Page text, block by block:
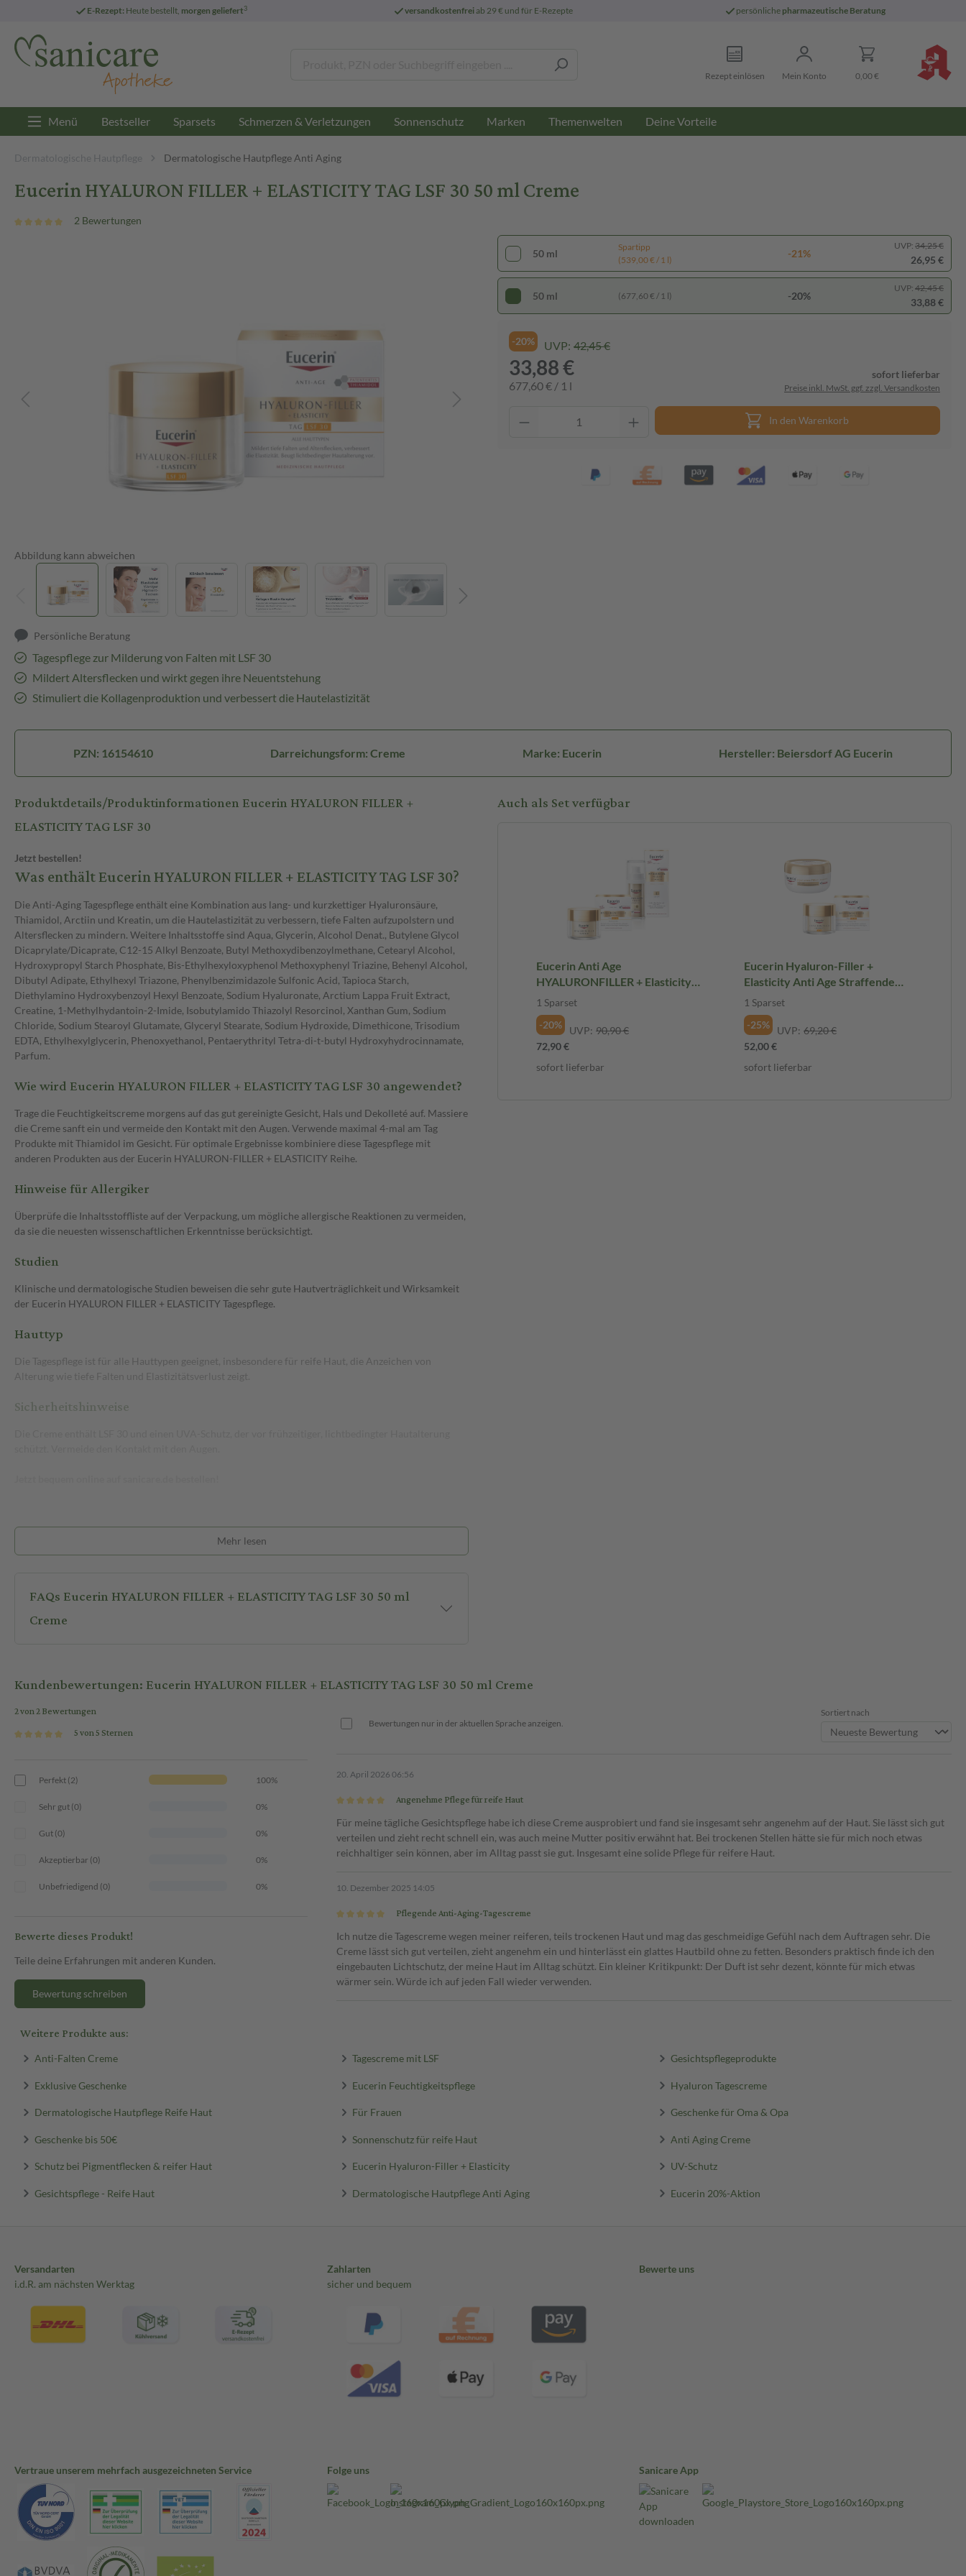
E-Rezept: Heute bestellt, morgen geliefert3 versandkostenfreiab 29 € und für E-Rezepte persönliche pharmazeutische Beratung
Rezept einlösen Mein Konto 0,00 €
Menü Bestseller Sparsets Schmerzen & Verletzungen Sonnenschutz Marken Themenwelten Deine Vorteile
Dermatologische Hautpflege Dermatologische Hautpflege Anti Aging
Eucerin HYALURON FILLER + ELASTICITY TAG LSF 30 50 ml Creme
2 Bewertungen
Abbildung kann abweichen
Persönliche Beratung
Tagespflege zur Milderung von Falten mit LSF 30
Mildert Altersflecken und wirkt gegen ihre Neuentstehung
Stimuliert die Kollagenproduktion und verbessert die Hautelastizität
50 ml
Spartipp
(539,00 € / 1 l)
-21%
UVP: 34,25 €
26,95 €
50 ml (677,60 € / 1 l) -20%
UVP: 42,45 €
33,88 €
-20% UVP: 42,45 €
33,88 €
677,60 € / 1 l
sofort lieferbar
Preise inkl. MwSt. ggf. zzgl. Versandkosten
In den Warenkorb
PZN: 16154610 Darreichungsform: Creme Marke: Eucerin Hersteller: Beiersdorf AG Eucerin
Produktdetails/Produktinformationen Eucerin HYALURON FILLER +
ELASTICITY TAG LSF 30
Jetzt bestellen!
Was enthält Eucerin HYALURON FILLER + ELASTICITY TAG LSF 30?
Die Anti-Aging Tagespflege enthält eine Kombination aus lang- und kurzkettiger Hyaluronsäure,
Thiamidol, Arctiin und Kreatin, um die Hautelastizität zu verbessern, tiefe Falten aufzupolstern und
Altersflecken zu mindern. Weitere Inhaltsstoffe sind Aqua, Glycerin, Alcohol Denat., Butylene Glycol
Dicaprylate/Dicaprate, C12-15 Alkyl Benzoate, Butyl Methoxydibenzoylmethane, Cetearyl Alcohol,
Hydroxypropyl Starch Phosphate, Bis-Ethylhexyloxyphenol Methoxyphenyl Triazine, Behenyl Alcohol,
Dibutyl Adipate, Ethylhexyl Triazone, Phenylbenzimidazole Sulfonic Acid, Tapioca Starch,
Diethylamino Hydroxybenzoyl Hexyl Benzoate, Sodium Hyaluronate, Arctium Lappa Fruit Extract,
Creatine, 1-Methylhydantoin-2-Imide, Isobutylamido Thiazolyl Resorcinol, Xanthan Gum, Sodium
Chloride, Sodium Stearoyl Glutamate, Glyceryl Stearate, Sodium Hydroxide, Dimethicone, Trisodium
EDTA, Ethylhexylglycerin, Phenoxyethanol, Pentaerythrityl Tetra-di-t-butyl Hydroxyhydrocinnamate,
Parfum.
Wie wird Eucerin HYALURON FILLER + ELASTICITY TAG LSF 30 angewendet?
Trage die Feuchtigkeitscreme morgens auf das gut gereinigte Gesicht, Hals und Dekolleté auf. Massiere
die Creme sanft ein und vermeide den Kontakt mit den Augen. Verwende maximal 4-mal am Tag
Produkte mit Thiamidol im Gesicht. Für optimale Ergebnisse kombiniere diese Tagespflege mit
anderen Produkten aus der Eucerin HYALURON-FILLER + ELASTICITY Reihe.
Hinweise für Allergiker
Überprüfe die Inhaltsstoffliste auf der Verpackung, um mögliche allergische Reaktionen zu vermeiden,
da sie die neuesten wissenschaftlichen Erkenntnisse berücksichtigt.
Studien
Klinische und dermatologische Studien beweisen die sehr gute Hautverträglichkeit und Wirksamkeit
der Eucerin HYALURON FILLER + ELASTICITY Tagespflege.
Hauttyp
Die Tagespflege ist für alle Hauttypen geeignet, insbesondere für reife Haut, die Anzeichen von
Alterung wie tiefe Falten und Elastizitätsverlust zeigt.
Sicherheitshinweise
Mehr lesen
FAQs Eucerin HYALURON FILLER + ELASTICITY TAG LSF 30 50 ml
Creme
Auch als Set verfügbar
Eucerin Anti Age
HYALURONFILLER + Elasticity
Tagespflege & 3D Serum Set 1
Sparset
1 Sparset
-20%
UVP: 90,90 €
72,90 €
sofort lieferbar
Eucerin Hyaluron-Filler +
Elasticity Anti Age Straffende
Körpercreme + Tagescreme LSF
30 Set 1 Sparset
1 Sparset
-25%
UVP: 69,20 €
52,00 €
sofort lieferbar
Kundenbewertungen: Eucerin HYALURON FILLER + ELASTICITY TAG LSF 30 50 ml Creme
2 von 2 Bewertungen
5 von 5 Sternen
Perfekt (2) 100%
Sehr gut (0) 0%
Gut (0) 0%
Akzeptierbar (0) 0%
Unbefriedigend (0) 0%
Bewerte dieses Produkt!
Teile deine Erfahrungen mit anderen Kunden.
Bewertung schreiben
Bewertungen nur in der aktuellen Sprache anzeigen.
Sortiert nach
20. April 2026 06:56
Angenehme Pflege für reife Haut
Für meine tägliche Gesichtspflege habe ich diese Creme ausprobiert und fand sie insgesamt sehr angenehm auf der Haut. Sie lässt sich gut
verteilen und zieht recht schnell ein, was auch meine Mutter positiv erwähnt hat. Bei trockenen Stellen hätte sie für mich noch etwas
reichhaltiger sein können, aber im Alltag passt sie gut. Insgesamt eine solide Pflege für reifere Haut.
10. Dezember 2025 14:05
Pflegende Anti-Aging-Tagescreme
Ich nutze die Tagescreme wegen meiner reiferen, teils trockenen Haut und mag das geschmeidige Gefühl nach dem Auftragen sehr. Die
Creme lässt sich gut verteilen, zieht angenehm ein und hinterlässt ein glattes Hautbild ohne zu fetten. Besonders praktisch finde ich den
eingebauten Lichtschutz, der meine Haut im Alltag schützt. Ein kleiner Kritikpunkt: Der Duft ist sehr dezent, könnte für mich etwas
wärmer sein. Würde ich auf jeden Fall wieder verwenden.
Weitere Produkte aus:
Anti-Falten Creme Tagescreme mit LSF Gesichtspflegeprodukte
Exklusive Geschenke Eucerin Feuchtigkeitspflege Hyaluron Tagescreme
Dermatologische Hautpflege Reife Haut Für Frauen Geschenke für Oma & Opa
Geschenke bis 50€ Sonnenschutz für reife Haut Anti Aging Creme
Schutz bei Pigmentflecken & reifer Haut Eucerin Hyaluron-Filler + Elasticity UV-Schutz
Gesichtspflege - Reife Haut Dermatologische Hautpflege Anti Aging Eucerin 20%-Aktion
Versandarten
i.d.R. am nächsten Werktag
Zahlarten
sicher und bequem
Bewerte uns
Vertraue unserem mehrfach ausgezeichneten Service Folge uns Sanicare App